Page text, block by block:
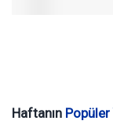
Haftanın Popüler